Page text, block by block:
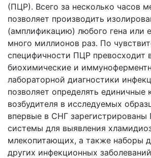
(ПЦР). Всего за несколько часов
позволяет производить
(амплификацию) любого гена или
много миллионов раз. По
специфичности ПЦР превосходит
биохимические и
лабораторной диагностики
позволяет определять единичные
возбудителя в исследуемых
впервые в СНГ
системы для выявления
млекопитающих, а также наборы
других инфекционных